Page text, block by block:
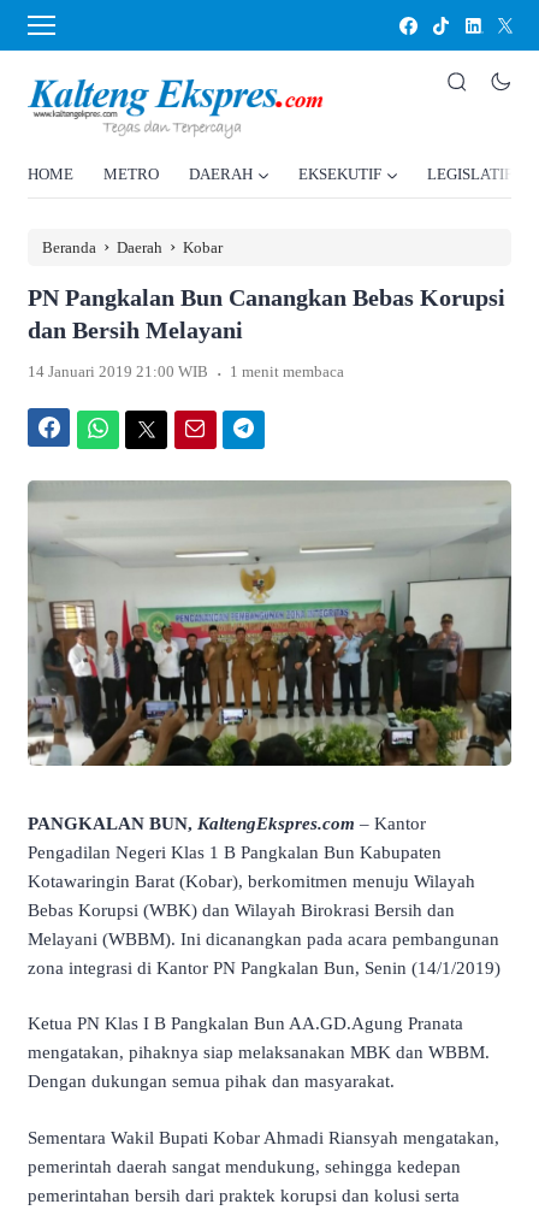
HOME METRO DAERAH EKSEKUTIF LEGISLATIF
Beranda › Daerah › Kobar
PN Pangkalan Bun Canangkan Bebas Korupsi
dan Bersih Melayani
14 Januari 2019 21:00 WIB . 1 menit membaca
PANGKALAN BUN, KaltengEkspres.com – Kantor
Pengadilan Negeri Klas 1 B Pangkalan Bun Kabupaten
Kotawaringin Barat (Kobar), berkomitmen menuju Wilayah
Bebas Korupsi (WBK) dan Wilayah Birokrasi Bersih dan
Melayani (WBBM). Ini dicanangkan pada acara pembangunan
zona integrasi di Kantor PN Pangkalan Bun, Senin (14/1/2019)
Ketua PN Klas I B Pangkalan Bun AA.GD.Agung Pranata
mengatakan, pihaknya siap melaksanakan MBK dan WBBM.
Dengan dukungan semua pihak dan masyarakat.
Sementara Wakil Bupati Kobar Ahmadi Riansyah mengatakan,
pemerintah daerah sangat mendukung, sehingga kedepan
pemerintahan bersih dari praktek korupsi dan kolusi serta